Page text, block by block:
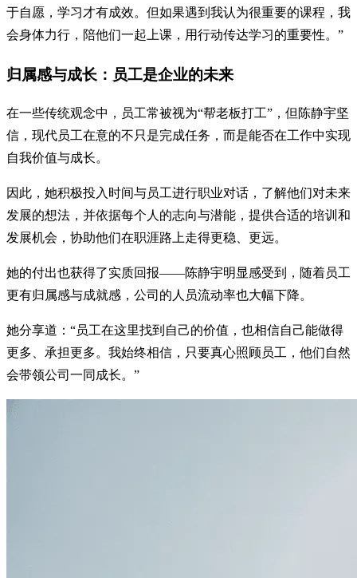
于自愿，学习才有成效。但如果遇到我认为很重要的课程，我
会身体力行，陪他们一起上课，用行动传达学习的重要性。”
归属感与成长：员工是企业的未来
在一些传统观念中，员工常被视为“帮老板打工”，但陈静宇坚
信，现代员工在意的不只是完成任务，而是能否在工作中实现
自我价值与成长。
因此，她积极投入时间与员工进行职业对话，了解他们对未来
发展的想法，并依据每个人的志向与潜能，提供合适的培训和
发展机会，协助他们在职涯路上走得更稳、更远。
她的付出也获得了实质回报——陈静宇明显感受到，随着员工
更有归属感与成就感，公司的人员流动率也大幅下降。
她分享道：“员工在这里找到自己的价值，也相信自己能做得
更多、承担更多。我始终相信，只要真心照顾员工，他们自然
会带领公司一同成长。”